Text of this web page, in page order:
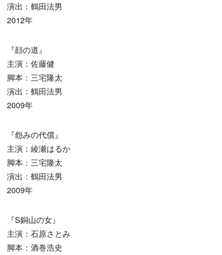
演出：鶴田法男
2012年
『顔の道』
主演：佐藤健
脚本：三宅隆太
演出：鶴田法男
2009年
『怨みの代償』
主演：綾瀬はるか
脚本：三宅隆太
演出：鶴田法男
2009年
『S銅山の女』
主演：石原さとみ
脚本：酒巻浩史